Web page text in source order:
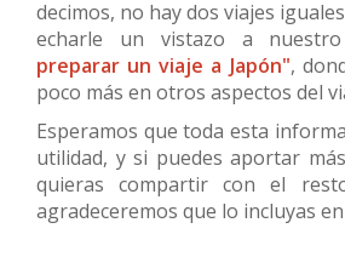
decimos, no hay dos viajes
echarle un vistazo a
preparar un viaje a Japón",
poco más en otros aspectos del
Esperamos que toda esta
utilidad, y si puedes aportar
quieras compartir con el
agradeceremos que lo incluyas